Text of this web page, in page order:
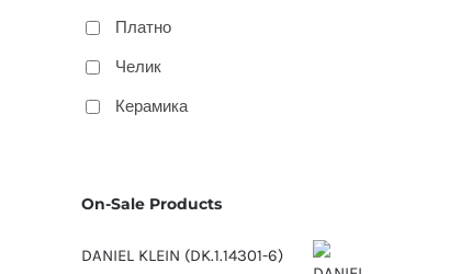
Платно
Челик
Керамика
On-Sale Products
DANIEL KLEIN (DK.1.14301-6)